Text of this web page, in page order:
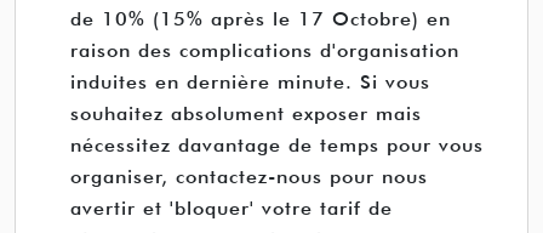
de 10% (15% après le 17 Octobre) en
raison des complications d'organisation
induites en dernière minute. Si vous
souhaitez absolument exposer mais
nécessitez davantage de temps pour vous
organiser, contactez-nous pour nous
avertir et 'bloquer' votre tarif de